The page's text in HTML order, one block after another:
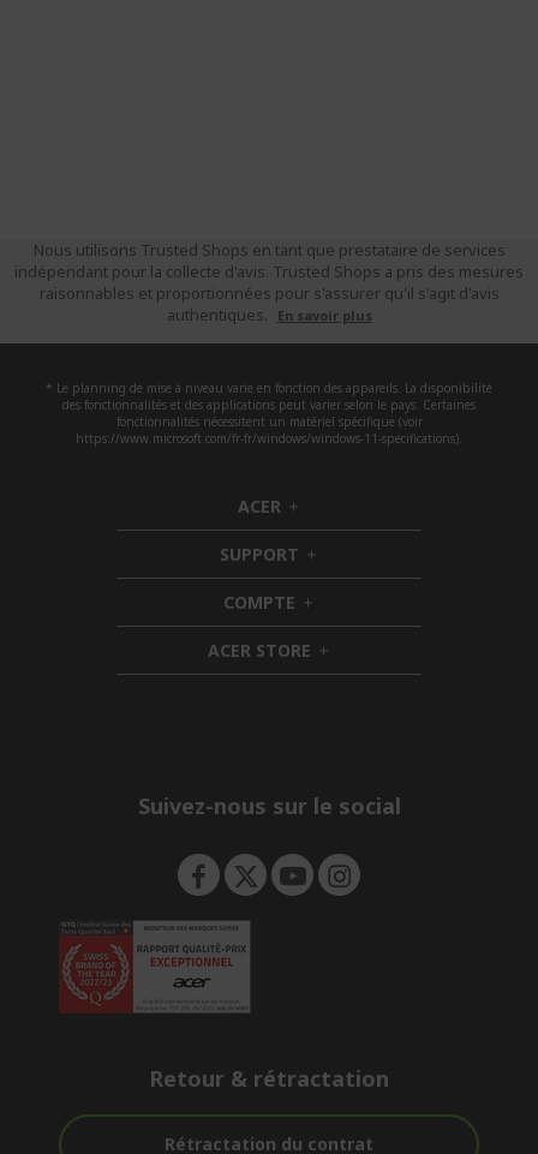
Nous utilisons Trusted Shops en tant que prestataire de services
indépendant pour la collecte d'avis. Trusted Shops a pris des mesures
raisonnables et proportionnées pour s'assurer qu'il s'agit d'avis
authentiques.
En savoir plus
* Le planning de mise à niveau varie en fonction des appareils. La disponibilité
des fonctionnalités et des applications peut varier selon le pays. Certaines
fonctionnalités nécessitent un matériel spécifique (voir
https://www.microsoft.com/fr-fr/windows/windows-11-specifications).
ACER h
i
d
d
e
n
SUPPORT h
i
d
d
e
n
COMPTE h
i
d
d
ACER STORE h
i
Suivez-nous sur le social
Retour & rétractation
Rétractation du contrat